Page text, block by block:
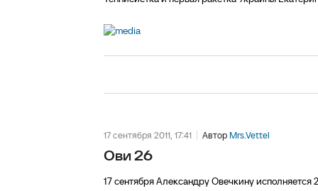
17 сентября 2011, 17:41 Автор Mrs.Vettel
Ови 26
17 сентября Александру Овечкину исполняется